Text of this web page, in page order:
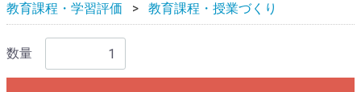
教育課程・学習評価
教育課程・授業づくり
数量